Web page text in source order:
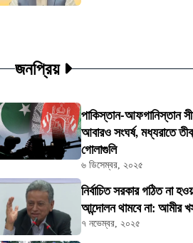
জনপ্রিয়
পাকিস্তান-আফগানিস্তান
আবারও সংঘর্ষ, মধ্যরাতে
গোলাগুলি
৬ ডিসেম্বর, ২০২৫
নির্বাচিত সরকার গঠিত না
আন্দোলন থামবে না: আমীর
৭ নভেম্বর, ২০২৫